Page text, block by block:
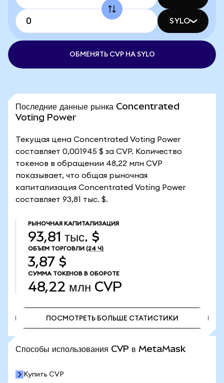
SYLO
ОБМЕНЯТЬ CVP НА SYLO
Последние данные рынка Concentrated
Voting Power
Текущая цена Concentrated Voting Power
составляет 0,001945 $ за CVP. Количество
токенов в обращении 48,22 млн CVP
показывает, что общая рыночная
капитализация Concentrated Voting Power
составляет 93,81 тыс. $.
РЫНОЧНАЯ КАПИТАЛИЗАЦИЯ
93,81 тыс. $
ОБЪЕМ ТОРГОВЛИ (24 Ч)
3,87 $
СУММА ТОКЕНОВ В ОБОРОТЕ
48,22 млн CVP
ПОСМОТРЕТЬ БОЛЬШЕ СТАТИСТИКИ
Способы использования CVP в MetaMask
Купить CVP